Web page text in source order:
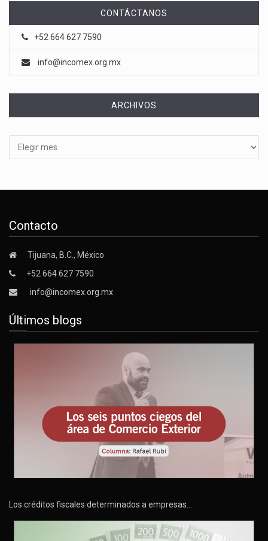
CONTÁCTANOS
+52 664 627 7590
info@incomex.org.mx
ARCHIVOS
Contacto
Tijuana, B.C., México
+52 664 627 7590
info@incomex.org.mx
Últimos blogs
Los créditos fiscales determinados a empresas…